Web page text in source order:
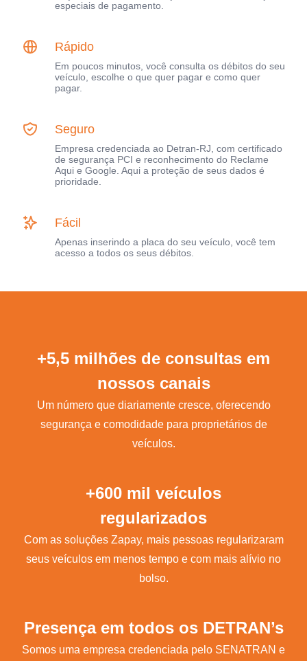
especiais de pagamento.
Rápido
Em poucos minutos, você consulta os débitos do seu
veículo, escolhe o que quer pagar e como quer
pagar.
Seguro
Empresa credenciada ao Detran-RJ, com certificado
de segurança PCI e reconhecimento do Reclame
Aqui e Google. Aqui a proteção de seus dados é
prioridade.
Fácil
Apenas inserindo a placa do seu veículo, você tem
acesso a todos os seus débitos.
+5,5 milhões de consultas em
nossos canais
Um número que diariamente cresce, oferecendo
segurança e comodidade para proprietários de
veículos.
+600 mil veículos
regularizados
Com as soluções Zapay, mais pessoas regularizaram
seus veículos em menos tempo e com mais alívio no
bolso.
Presença em todos os DETRAN’s
Somos uma empresa credenciada pelo SENATRAN e